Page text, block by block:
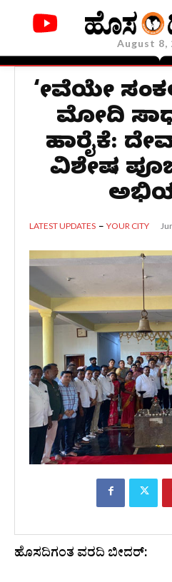
August 8,
‘ಸೇವೆಯೇ
ಮೋದಿ
ಹಾರೈಕೆ:
ವಿಶೇಷ
LATEST UPDATES YOUR CITY
ಹೊಸದಿಗಂತ ವರದಿ ಬೀದರ್: